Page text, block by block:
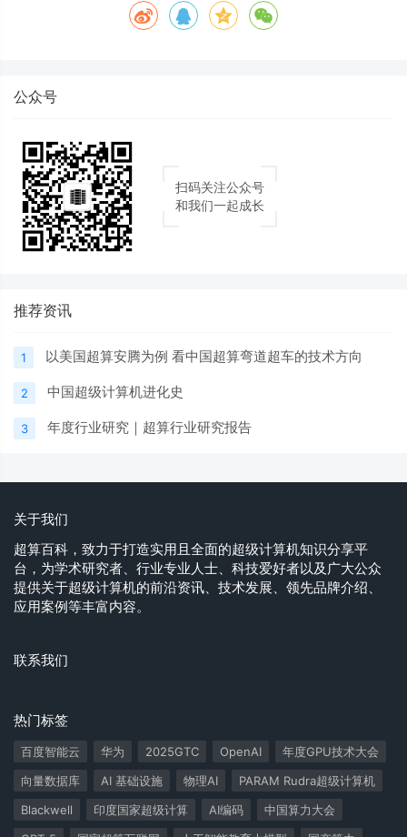
公众号
扫码关注公众号
和我们一起成长
推荐资讯
1 以美国超算安腾为例 看中国超算弯道超车的技术方向
2 中国超级计算机进化史
3 年度行业研究｜超算行业研究报告
关于我们
超算百科，致力于打造实用且全面的超级计算机知识分享平
台，为学术研究者、行业专业人士、科技爱好者以及广大公众
提供关于超级计算机的前沿资讯、技术发展、领先品牌介绍、
应用案例等丰富内容。
联系我们
热门标签
百度智能云 华为 2025GTC OpenAI
年度GPU技术大会
向量数据库
AI 基础设施 物理AI
PARAM Rudra超级计算机
Blackwell
印度国家超级计算 AI编码
中国算力大会